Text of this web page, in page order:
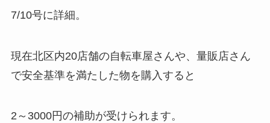
7/10号に詳細。
現在北区内20店舗の自転車屋さんや、量販店さん
で安全基準を満たした物を購入すると
2～3000円の補助が受けられます。